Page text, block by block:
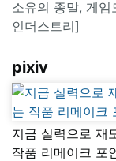
소유의 종말, 게
인더스트리]
pixiv
지금 실력으로 재
작품 리메이크 포